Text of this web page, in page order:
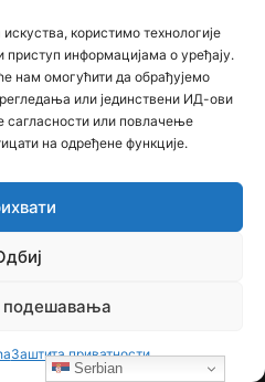
користимо технологије
информацијама о уређају.
нам омогућити да обрађујемо
или јединствени ИД-ови
сагласности или повлачење
на одређене функције.
Заштита приватности
или организације. Сајт није
добровољном раду.
Serbian